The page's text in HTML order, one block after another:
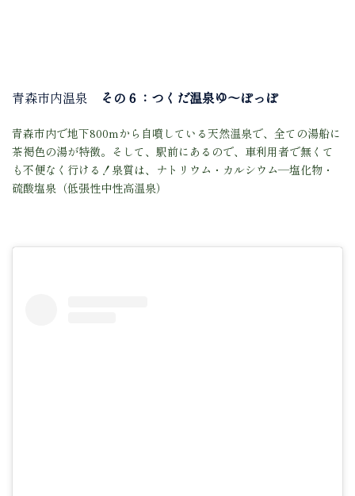
青森市内温泉 その６：つくだ温泉ゆ〜ぽっぽ
青森市内で地下800mから自噴している天然温泉で、全ての湯船に
茶褐色の湯が特徴。そして、駅前にあるので、車利用者で無くて
も不便なく行ける！泉質は、ナトリウム・カルシウム―塩化物・
硫酸塩泉（低張性中性高温泉）